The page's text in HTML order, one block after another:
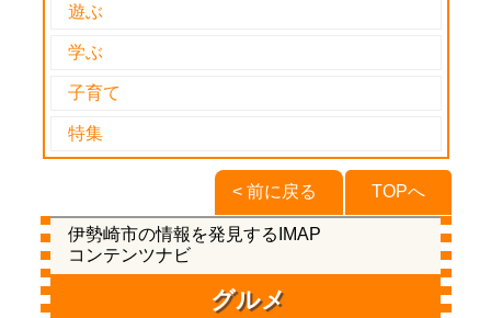
遊ぶ
学ぶ
子育て
特集
TOPへ
< 前に戻る
伊勢崎市の情報を発見するIMAP
コンテンツナビ
グルメ